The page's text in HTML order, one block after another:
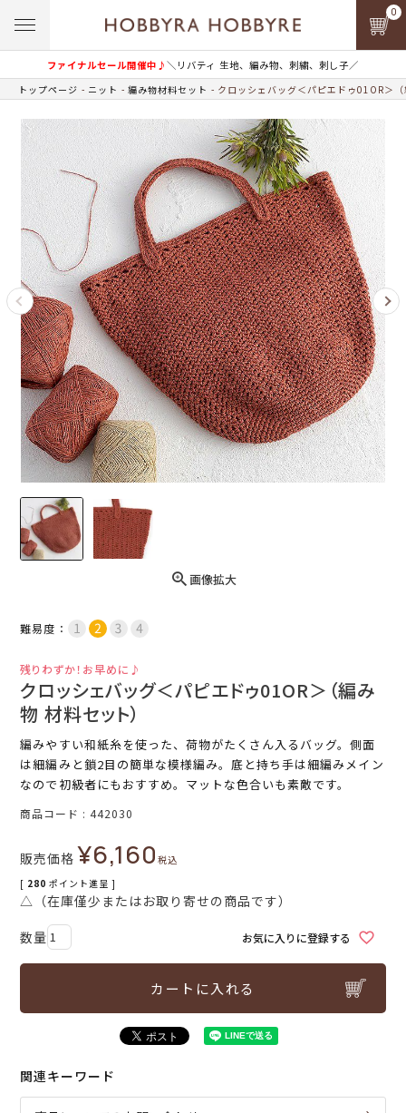
ファイナルセール開催中♪＼リバティ 生地、編み物、刺繍、刺し子／
0
トップページ ニット 編み物材料セット クロッシェバッグ＜パピエドゥ01OR＞
画像拡大
難易度：
残りわずか！お早めに♪
クロッシェバッグ＜パピエドゥ01OR＞（編み
物 材料セット）
編みやすい和紙糸を使った、荷物がたくさん入るバッグ。側面
は細編みと鎖2目の簡単な模様編み。底と持ち手は細編みメイン
なので初級者にもおすすめ。マットな色合いも素敵です。
商品コード 442030
販売価格 ¥6,160税込
[ 280 ポイント進呈 ]
△（在庫僅少またはお取り寄せの商品です）
お気に入りに登録する
カートに入れる
関連キーワード